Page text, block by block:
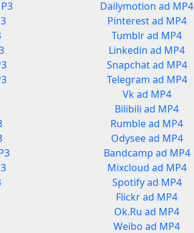
Dailymotion ad MP4
Pinterest ad MP4
Tumblr ad MP4
Linkedin ad MP4
Snapchat ad MP4
Telegram ad MP4
Vk ad MP4
Bilibili ad MP4
Rumble ad MP4
Odysee ad MP4
Bandcamp ad MP4
Mixcloud ad MP4
Spotify ad MP4
Flickr ad MP4
Ok.Ru ad MP4
Weibo ad MP4